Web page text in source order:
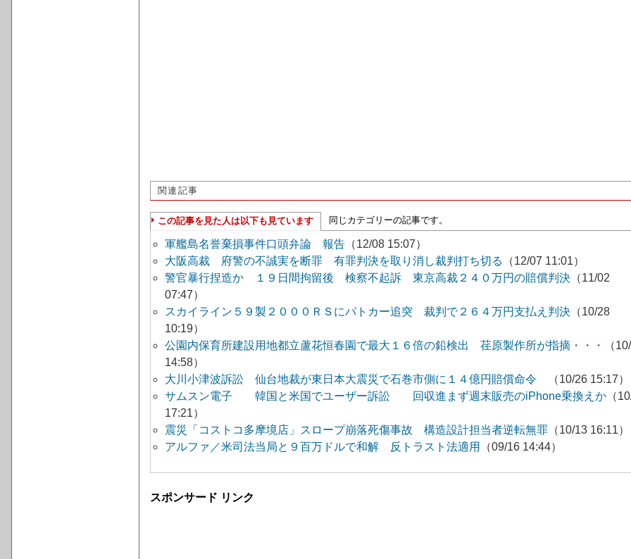
関連記事
この記事を見た人は以下も見ています 同じカテゴリーの記事です。
軍艦島名誉棄損事件口頭弁論 報告 （12/08 15:07）
大阪高裁 府警の不誠実を断罪 有罪判決を取り消し裁判打ち切る
（12/07 11:01）
警官暴行捏造か １９日間拘留後 検察不起訴 東京高裁２４０万円の賠償判決 （11/02
07:47）
スカイライン５９製２０００ＲＳにパトカー追突 裁判で２６４万円支払え判決 （10/28
10:19）
公園内保育所建設用地都立蘆花恒春園で最大１６倍の鉛検出 荏原製作所が指摘・・・
（
14:58）
大川小津波訴訟 仙台地裁が東日本大震災で石巻市側に１４億円賠償命令
（10/26 15:17）
サムスン電子 韓国と米国でユーザー訴訟 回収進まず週末販売のiPhone乗換えか （
17:21）
震災「コストコ多摩境店」スロープ崩落死傷事故 構造設計担当者逆転無罪 （10/13 16:11）
アルファ／米司法当局と９百万ドルで和解 反トラスト法適用
（09/16 14:44）
スポンサード リンク